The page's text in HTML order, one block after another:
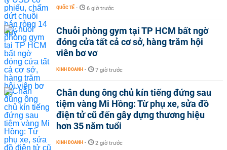
QUỐC TẾ - 6 giờ trước
Chuỗi phòng gym tại TP HCM bất ngờ
đóng cửa tất cả cơ sở, hàng trăm hội
viên bơ vơ
KINH DOANH - 7 giờ trước
Chân dung ông chủ kín tiếng đứng sau
tiệm vàng Mi Hồng: Từ phụ xe, sửa đồ
điện tử cũ đến gây dựng thương hiệu
hơn 35 năm tuổi
KINH DOANH - 2 giờ trước